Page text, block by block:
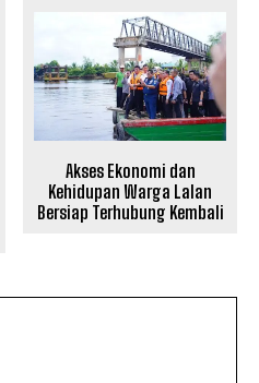
Akses Ekonomi dan
Kehidupan Warga Lalan
Bersiap Terhubung Kembali